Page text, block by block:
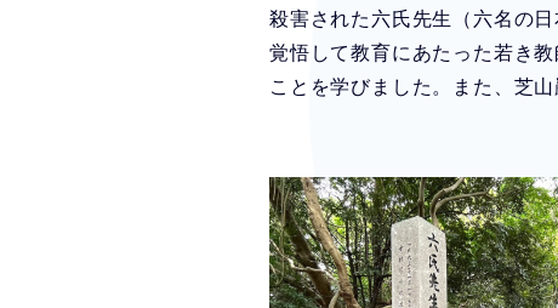
殺害された六氏先生（六名の
覚悟して教育にあたった若き
ことを学びました。また、芝